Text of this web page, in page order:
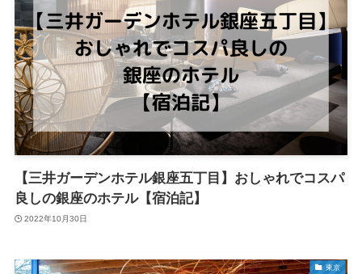
【三井ガーデンホテル銀座五丁目】おしゃれでコスパ
良しの銀座のホテル【宿泊記】
2022年10月30日
東京